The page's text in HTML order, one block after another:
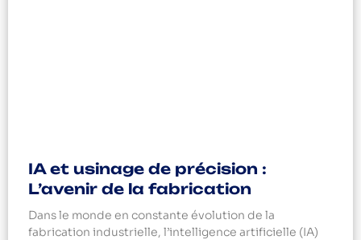
IA et usinage de précision :
L’avenir de la fabrication
Dans le monde en constante évolution de la
fabrication industrielle, l’intelligence artificielle (IA)